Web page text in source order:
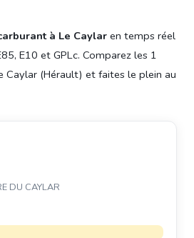
à Le Caylaren temps réel
E10 et GPLc. Comparez les 1
Caylar (Hérault) et faites le plein au
DU CAYLAR